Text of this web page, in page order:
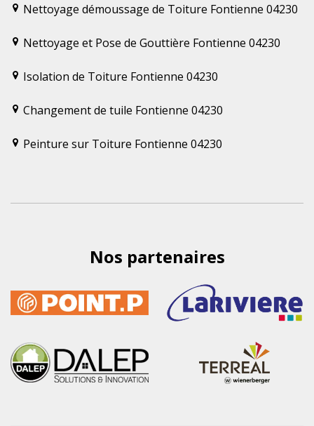
Nettoyage démoussage de Toiture Fontienne 04230
Nettoyage et Pose de Gouttière Fontienne 04230
Isolation de Toiture Fontienne 04230
Changement de tuile Fontienne 04230
Peinture sur Toiture Fontienne 04230
Nos partenaires